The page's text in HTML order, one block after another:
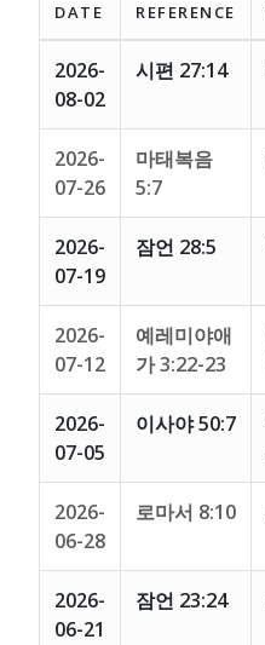
DATE REFERENCE
2026-
08-02
시편 27:14
2026-
07-26
마태복음
5:7
2026-
07-19
잠언 28:5
2026-
07-12
예레미야애
가 3:22-23
2026-
07-05
이사야 50:7
2026-
06-28
로마서 8:10
2026-
06-21
잠언 23:24